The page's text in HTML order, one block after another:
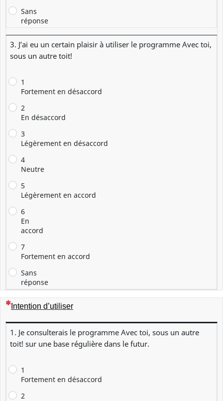
Sans
réponse
3. J’ai eu un certain plaisir à utiliser le programme Avec toi,
sous un autre toit!
1
Fortement en désaccord
2
En désaccord
3
Légèrement en désaccord
4
Neutre
5
Légèrement en accord
6
En
accord
7
Fortement en accord
Sans
réponse
(Cette question est obligatoire)
Intention d’utiliser
1. Je consulterais le programme Avec toi, sous un autre
toit! sur une base régulière dans le futur.
1
Fortement en désaccord
2